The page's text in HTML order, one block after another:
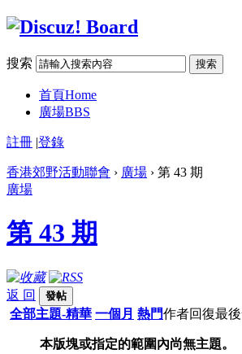
搜索 搜索
首頁Home
廣場BBS
註冊 |登錄
香港郊野活動聯會 › 廣場 › 第 43 期
廣場
第 43 期
返 回 發帖
全部主題-精華 一個月 熱門作者回復最
本版塊或指定的範圍內尚無主題。